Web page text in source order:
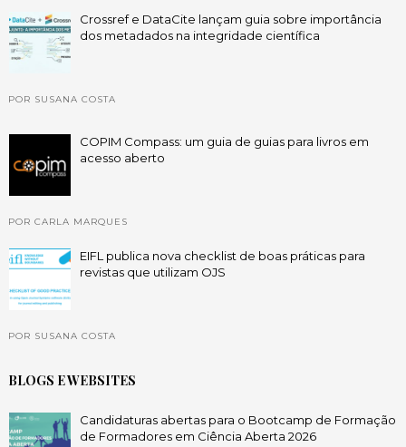
Crossref e DataCite lançam guia sobre importância
dos metadados na integridade científica
POR SUSANA COSTA
COPIM Compass: um guia de guias para livros em
acesso aberto
POR CARLA MARQUES
EIFL publica nova checklist de boas práticas para
revistas que utilizam OJS
POR SUSANA COSTA
BLOGS E WEBSITES
Candidaturas abertas para o Bootcamp de Formação
de Formadores em Ciência Aberta 2026